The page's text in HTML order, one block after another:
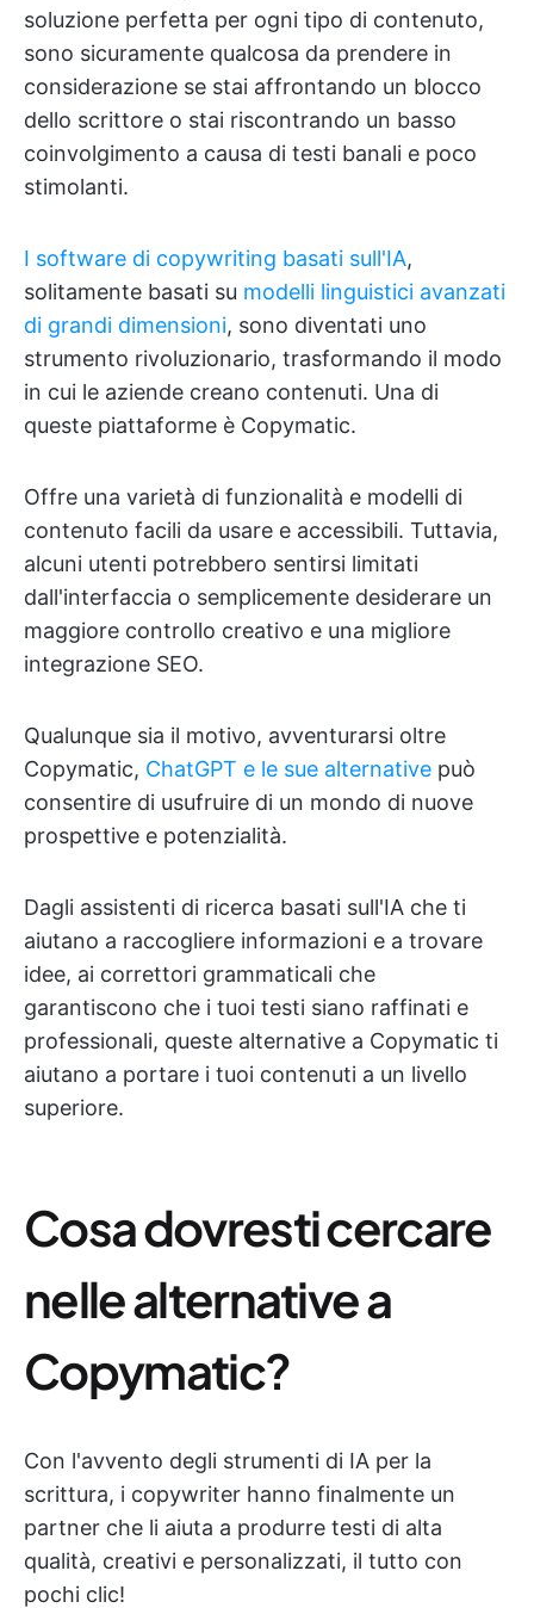
soluzione perfetta per ogni tipo di contenuto,
sono sicuramente qualcosa da prendere in
considerazione se stai affrontando un blocco
dello scrittore o stai riscontrando un basso
coinvolgimento a causa di testi banali e poco
stimolanti.
I software di copywriting basati sull'IA,
solitamente basati su modelli linguistici avanzati
di grandi dimensioni, sono diventati uno
strumento rivoluzionario, trasformando il modo
in cui le aziende creano contenuti. Una di
queste piattaforme è Copymatic.
Offre una varietà di funzionalità e modelli di
contenuto facili da usare e accessibili. Tuttavia,
alcuni utenti potrebbero sentirsi limitati
dall'interfaccia o semplicemente desiderare un
maggiore controllo creativo e una migliore
integrazione SEO.
Qualunque sia il motivo, avventurarsi oltre
Copymatic, ChatGPT e le sue alternative può
consentire di usufruire di un mondo di nuove
prospettive e potenzialità.
Dagli assistenti di ricerca basati sull'IA che ti
aiutano a raccogliere informazioni e a trovare
idee, ai correttori grammaticali che
garantiscono che i tuoi testi siano raffinati e
professionali, queste alternative a Copymatic ti
aiutano a portare i tuoi contenuti a un livello
superiore.
Cosa dovresti cercare
nelle alternative a
Copymatic?
Con l'avvento degli strumenti di IA per la
scrittura, i copywriter hanno finalmente un
partner che li aiuta a produrre testi di alta
qualità, creativi e personalizzati, il tutto con
pochi clic!